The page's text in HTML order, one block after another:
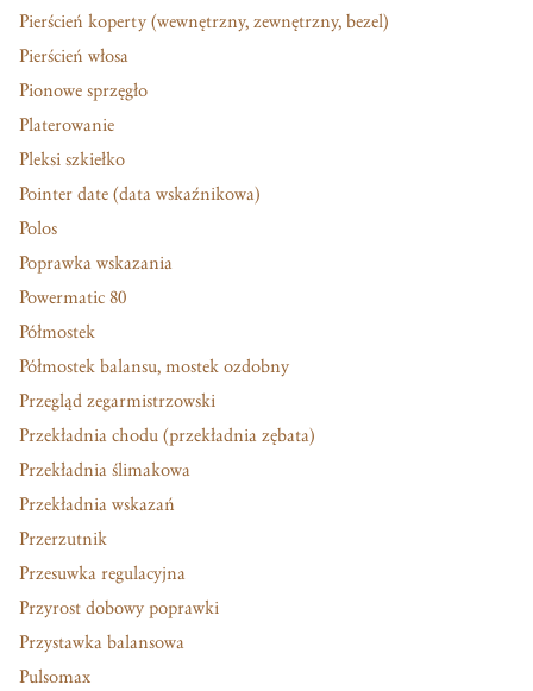
Pierścień koperty (wewnętrzny, zewnętrzny, bezel)
Pierścień włosa
Pionowe sprzęgło
Platerowanie
Pleksi szkiełko
Pointer date (data wskaźnikowa)
Polos
Poprawka wskazania
Powermatic 80
Półmostek
Półmostek balansu, mostek ozdobny
Przegląd zegarmistrzowski
Przekładnia chodu (przekładnia zębata)
Przekładnia ślimakowa
Przekładnia wskazań
Przerzutnik
Przesuwka regulacyjna
Przyrost dobowy poprawki
Przystawka balansowa
Pulsomax